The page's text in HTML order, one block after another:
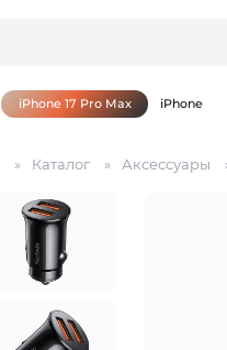
iPhone 17 Pro Max iPhone
Каталог Аксессуары